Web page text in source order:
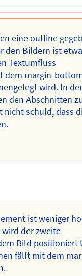
eine outline
den Bildern ist
Textumfluss
dem margin-
wird. In
den Abschnitten
nicht schuld, dass
ist weniger
der zweite
Bild positioniert
fällt mit dem